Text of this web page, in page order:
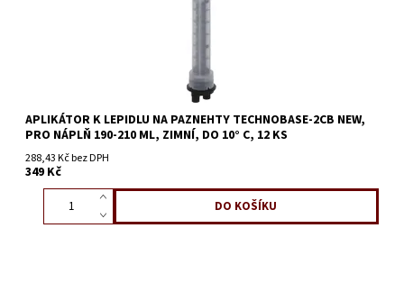
APLIKÁTOR K LEPIDLU NA PAZNEHTY TECHNOBASE-2CB NEW,
PRO NÁPLŇ 190-210 ML, ZIMNÍ, DO 10° C, 12 KS
288,43 Kč bez DPH
349 Kč